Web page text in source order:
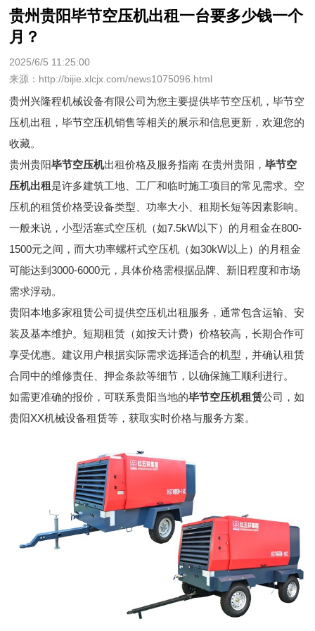
贵州贵阳毕节空压机出租一台要多少钱一个
月？
2025/6/5 11:25:00
来源：http://bijie.xlcjx.com/news1075096.html
贵州兴隆程机械设备有限公司为您主要提供毕节空压机 ，毕节空
压机出租，毕节空压机销售等相关的展示和信息更新，欢迎您的
收藏。
贵州贵阳毕节空压机出租价格及服务指南 在贵州贵阳，毕节空
压机出租是许多建筑工地、工厂和临时施工项目的常见需求。空
压机的租赁价格受设备类型、功率大小、租期长短等因素影响。
一般来说，小型活塞式空压机（如7.5kW以下）的月租金在800-
1500元之间，而大功率螺杆式空压机（如30kW以上）的月租金
可能达到3000-6000元，具体价格需根据品牌、新旧程度和市场
需求浮动。
贵阳本地多家租赁公司提供空压机出租服务，通常包含运输、安
装及基本维护。短期租赁（如按天计费）价格较高，长期合作可
享受优惠。建议用户根据实际需求选择适合的机型，并确认租赁
合同中的维修责任、押金条款等细节，以确保施工顺利进行。
如需更准确的报价，可联系贵阳当地的毕节空压机租赁公司，如
贵阳XX机械设备租赁等，获取实时价格与服务方案。